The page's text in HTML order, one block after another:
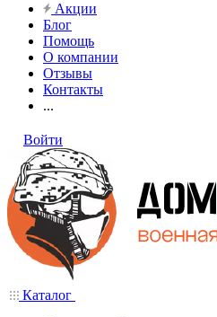
Акции
Блог
Помощь
О компании
Отзывы
Контакты
...
Войти
Каталог